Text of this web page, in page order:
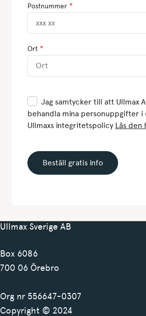
Postnummer *
Ort *
Jag samtycker till att Ullmax
behandla mina personuppgifter i
Ullmaxs integritetspolicy Läs den
Ullmax Sverige AB
Box 6086
700 06 Örebro
Org nr 556647-0307
Copyright © 2024